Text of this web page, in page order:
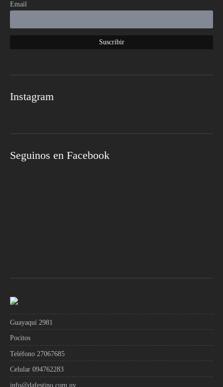
Email
Instagram
Seguinos en Facebook
Guayaquí 2981
Pocitos
Teléfono 27067685
Celular 094762283
info@dafestino.com.uy